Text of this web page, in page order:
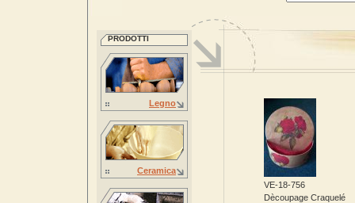
PRODOTTI
Legno
Ceramica
VE-18-756
Dècoupage Craquelé